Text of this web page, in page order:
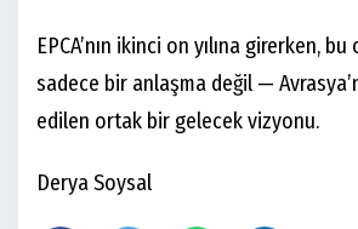
EPCA’nın ikinci on yılına girerken,
sadece bir anlaşma değil —
edilen ortak bir gelecek vizyonu.
Derya Soysal